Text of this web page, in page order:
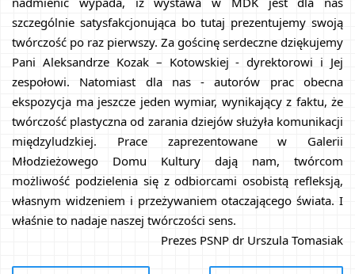
szczególnie satysfakcjonująca bo tutaj prezentujemy swoją
twórczość po raz pierwszy. Za gościnę serdeczne dziękujemy
Pani Aleksandrze Kozak – Kotowskiej - dyrektorowi i Jej
zespołowi. Natomiast dla nas - autorów prac obecna
ekspozycja ma jeszcze jeden wymiar, wynikający z faktu, że
twórczość plastyczna od zarania dziejów służyła komunikacji
międzyludzkiej. Prace zaprezentowane w Galerii
Młodzieżowego Domu Kultury dają nam, twórcom
możliwość podzielenia się z odbiorcami osobistą refleksją,
własnym widzeniem i przeżywaniem otaczającego świata. I
właśnie to nadaje naszej twórczości sens.
Prezes PSNP dr Urszula Tomasiak